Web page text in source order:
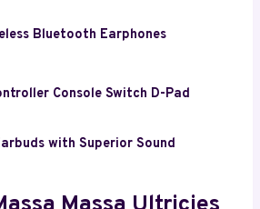
Bluetooth Earphones
Console Switch D-Pad
with Superior Sound